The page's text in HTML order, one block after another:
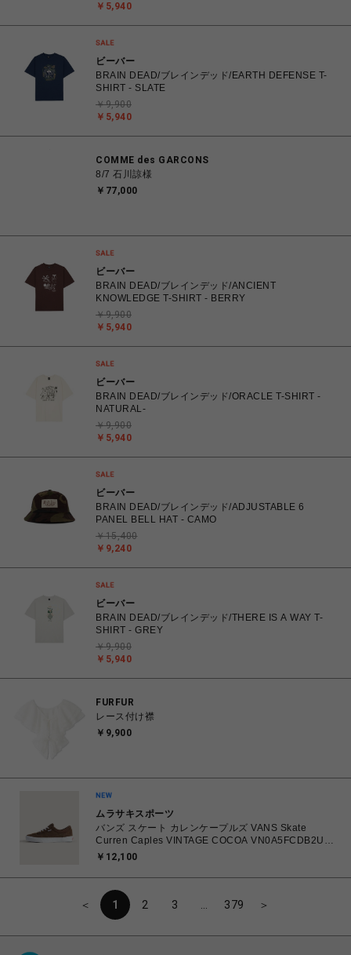
￥5,940
ビーバー
BRAIN DEAD/ブレインデッド/EARTH DEFENSE T-
SHIRT - SLATE
￥5,940
￥9,900
COMME des GARCONS
8/7 石川諒様
￥77,000
ビーバー
BRAIN DEAD/ブレインデッド/ANCIENT
KNOWLEDGE T-SHIRT - BERRY
￥5,940
￥9,900
ビーバー
BRAIN DEAD/ブレインデッド/ORACLE T-SHIRT -
NATURAL-
￥5,940
￥9,900
ビーバー
BRAIN DEAD/ブレインデッド/ADJUSTABLE 6
PANEL BELL HAT - CAMO
￥9,240
￥15,400
ビーバー
BRAIN DEAD/ブレインデッド/THERE IS A WAY T-
SHIRT - GREY
￥5,940
￥9,900
FURFUR
レース付け襟
￥9,900
ムラサキスポーツ
バンズ スケート カレンケープルズ VANS Skate
Curren Caples VINTAGE COCOA VN0A5FCDB2U
26.0㎝～28.0㎝ スニーカー メンズ シューズ
く】
￥12,100
＜ 1 2 3 379 ＞